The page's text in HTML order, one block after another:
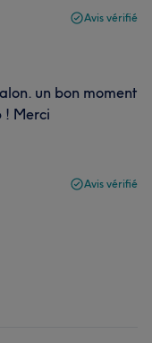
Avis vérifié
un bon moment
! Merci
Avis vérifié